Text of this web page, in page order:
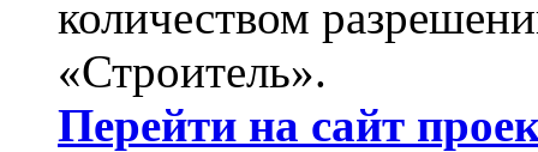
количеством
«Строитель».
Перейти на сайт